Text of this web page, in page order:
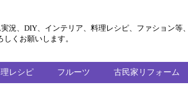
、DIY、インテリア、料理レシピ、ファション等
くお願いします。
レシピ フルーツ 古民家リフォーム